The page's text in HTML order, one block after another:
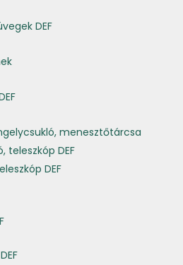
DEF
menesztőtárcsa
teleszkóp DEF
DEF